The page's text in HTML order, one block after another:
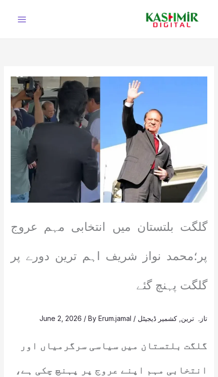
گلگت بلتستان میں انتخابی مہم عروج
پر؛محمد نواز شریف اہم ترین دورے پر
گلگت پہنچ گئے
تازہ ترین کشمیر ڈیجیٹل /
June 2, 2026 / ByErum.jamal
گلگت بلتستان میں سیاسی سرگرمیاں اور
انتخابی مہم اپنے عروج پر پہنچ چکی ہے،